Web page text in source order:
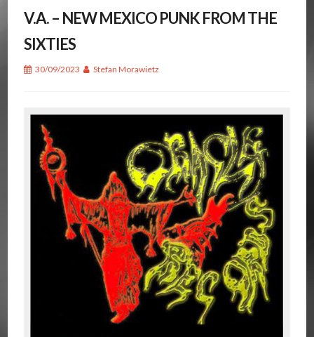
V.A. – NEW MEXICO PUNK FROM THE
SIXTIES
30/09/2023 Stefan Morawietz